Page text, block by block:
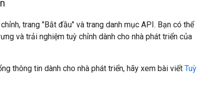
trang "Bắt đầu" và trang danh mục API. Bạn có thể
và trải nghiệm tuỳ chỉnh dành cho nhà phát triển của
thông tin dành cho nhà phát triển, hãy xem bài viết Tuỳ